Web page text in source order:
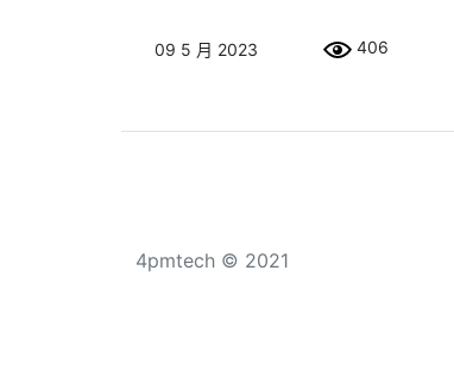
09 5 月 2023 406
4pmtech © 2021